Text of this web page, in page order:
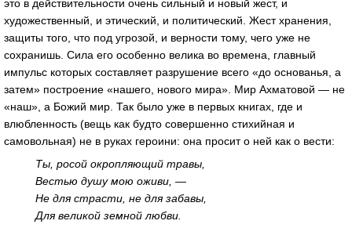
это в действительности очень сильный и новый жест, и
художественный, и этический, и политический. Жест хранения,
защиты того, что под угрозой, и верности тому, чего уже не
сохранишь. Сила его особенно велика во времена, главный
импульс которых составляет разрушение всего «до основанья, а
затем» построение «нашего, нового мира». Мир Ахматовой — не
«наш», а Божий мир. Так было уже в первых книгах, где и
влюбленность (вещь как будто совершенно стихийная и
самовольная) не в руках героини: она просит о ней как о вести:
Ты, росой окропляющий травы,
Вестью душу мою оживи, —
Не для страсти, не для забавы,
Для великой земной любви.